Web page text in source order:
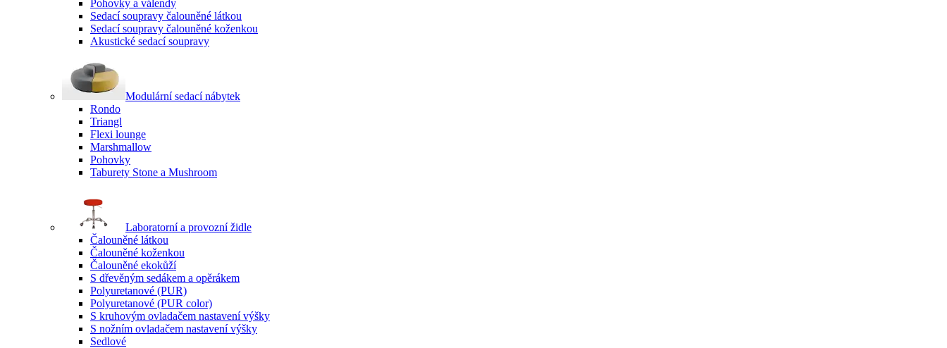
Pohovky a válendy
Sedací soupravy čalouněné látkou
Sedací soupravy čalouněné koženkou
Akustické sedací soupravy
Modulární sedací nábytek
Rondo
Triangl
Flexi lounge
Marshmallow
Pohovky
Taburety Stone a Mushroom
Laboratorní a provozní židle
Čalouněné látkou
Čalouněné koženkou
Čalouněné ekokůží
S dřevěným sedákem a opěrákem
Polyuretanové (PUR)
Polyuretanové (PUR color)
S kruhovým ovladačem nastavení výšky
S nožním ovladačem nastavení výšky
Sedlové